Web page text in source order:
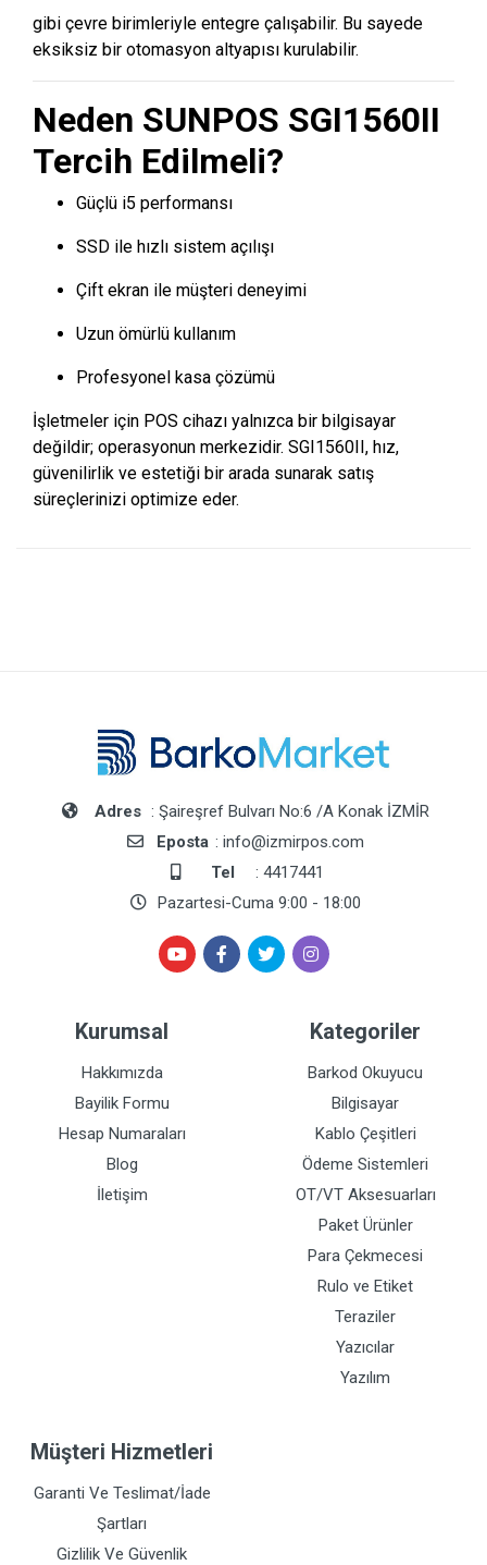
gibi çevre birimleriyle entegre çalışabilir. Bu sayede
eksiksiz bir otomasyon altyapısı kurulabilir.
Neden SUNPOS SGI1560II
Tercih Edilmeli?
Güçlü i5 performansı
SSD ile hızlı sistem açılışı
Çift ekran ile müşteri deneyimi
Uzun ömürlü kullanım
Profesyonel kasa çözümü
İşletmeler için POS cihazı yalnızca bir bilgisayar
değildir; operasyonun merkezidir. SGI1560II, hız,
güvenilirlik ve estetiği bir arada sunarak satış
süreçlerinizi optimize eder.
Adres : Şaireşref Bulvarı No:6 /A Konak İZMİR
Eposta : info@izmirpos.com
Tel
: 4417441
Pazartesi-Cuma 9:00 - 18:00
Kurumsal
Hakkımızda
Bayilik Formu
Hesap Numaraları
Blog
İletişim
Kategoriler
Barkod Okuyucu
Bilgisayar
Kablo Çeşitleri
Ödeme Sistemleri
OT/VT Aksesuarları
Paket Ürünler
Para Çekmecesi
Rulo ve Etiket
Teraziler
Yazıcılar
Yazılım
Müşteri Hizmetleri
Garanti Ve Teslimat/İade
Şartları
Gizlilik Ve Güvenlik